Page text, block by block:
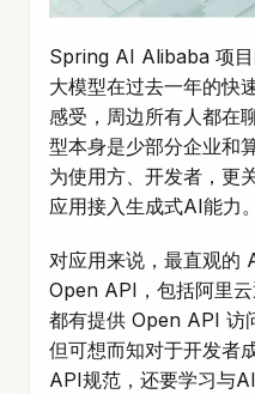
Spring AI Alibaba 项
大模型在过去一年的快
感受，周边所有人都在
型本身是少部分企业和
为使用方、开发者，更
应用接入生成式AI能力。
对应用来说，最直观的
Open API，包括阿里
都有提供 Open API 访
但可想而知对于开发者
API规范，还要学习与